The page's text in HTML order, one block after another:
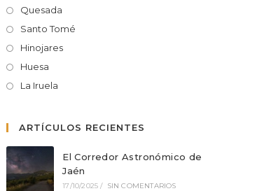
Quesada
Santo Tomé
Hinojares
Huesa
La Iruela
ARTÍCULOS RECIENTES
El Corredor Astronómico de
Jaén
17/10/2025 / SIN COMENTARIOS